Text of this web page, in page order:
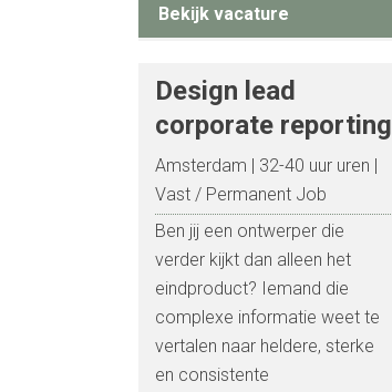
Bekijk vacature
Design lead
corporate reporting
Amsterdam
32-40 uur uren
Vast / Permanent Job
Ben jij een ontwerper die
verder kijkt dan alleen het
eindproduct? Iemand die
complexe informatie weet te
vertalen naar heldere, sterke
en consistente